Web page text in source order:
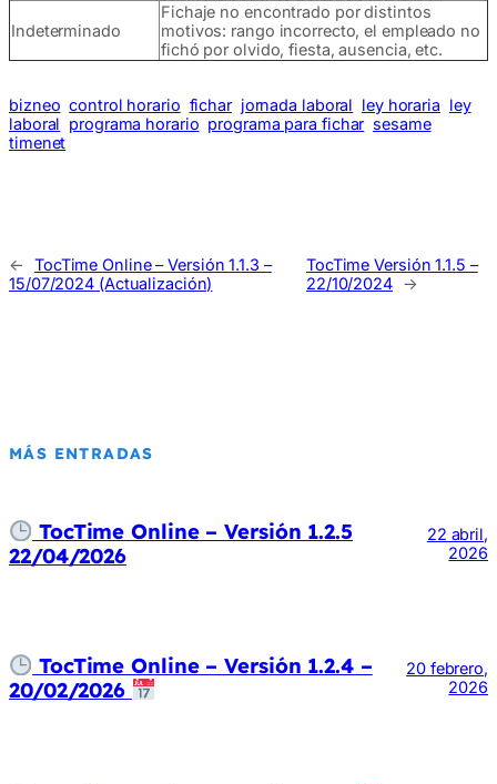
Indeterminado
Fichaje no encontrado por distintos
motivos: rango incorrecto, el empleado no
fichó por olvido, fiesta, ausencia, etc.
bizneo control horario fichar jornada laboral ley horaria ley
laboral programa horario programa para fichar sesame
timenet
←
TocTime Online – Versión 1.1.3 –
15/07/2024 (Actualización)
TocTime Versión 1.1.5 –
22/10/2024 →
MÁS ENTRADAS
TocTime Online – Versión 1.2.5
22/04/2026
22 abril,
2026
TocTime Online – Versión 1.2.4 –
20/02/2026
20 febrero,
2026